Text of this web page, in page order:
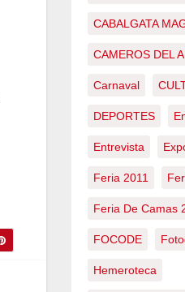
CABALGATA
CAMEROS DEL
Carnaval
DEPORTES
Entrevista
Feria 2011
Feria De Camas
FOCODE
Hemeroteca